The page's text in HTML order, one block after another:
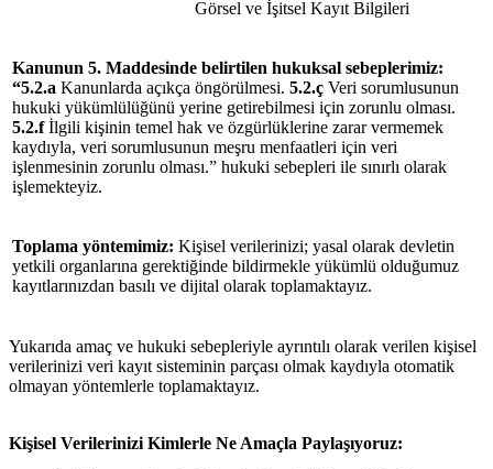
Görsel ve İşitsel Kayıt Bilgileri
Kanunun 5. Maddesinde belirtilen hukuksal sebeplerimiz:
“5.2.a Kanunlarda açıkça öngörülmesi. 5.2.ç Veri sorumlusunun
hukuki yükümlülüğünü yerine getirebilmesi için zorunlu olması.
5.2.fİlgili kişinin temel hak ve özgürlüklerine zarar vermemek
kaydıyla, veri sorumlusunun meşru menfaatleri için veri
işlenmesinin zorunlu olması.” hukuki sebepleri ile sınırlı olarak
işlemekteyiz.
Toplama yöntemimiz: Kişisel verilerinizi; yasal olarak devletin
yetkili organlarına gerektiğinde bildirmekle yükümlü olduğumuz
kayıtlarınızdan basılı ve dijital olarak toplamaktayız.
Yukarıda amaç ve hukuki sebepleriyle ayrıntılı olarak verilen kişisel
verilerinizi veri kayıt sisteminin parçası olmak kaydıyla otomatik
olmayan yöntemlerle toplamaktayız.
Kişisel Verilerinizi Kimlerle Ne Amaçla Paylaşıyoruz: